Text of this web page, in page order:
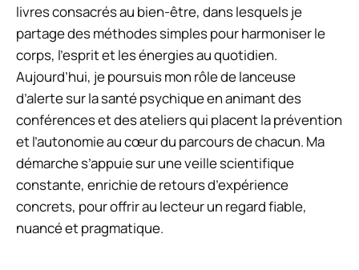
livres consacrés au bien-être, dans lesquels je
partage des méthodes simples pour harmoniser le
corps, l’esprit et les énergies au quotidien.
Aujourd’hui, je poursuis mon rôle de lanceuse
d’alerte sur la santé psychique en animant des
conférences et des ateliers qui placent la prévention
et l’autonomie au cœur du parcours de chacun. Ma
démarche s’appuie sur une veille scientifique
constante, enrichie de retours d’expérience
concrets, pour offrir au lecteur un regard fiable,
nuancé et pragmatique.